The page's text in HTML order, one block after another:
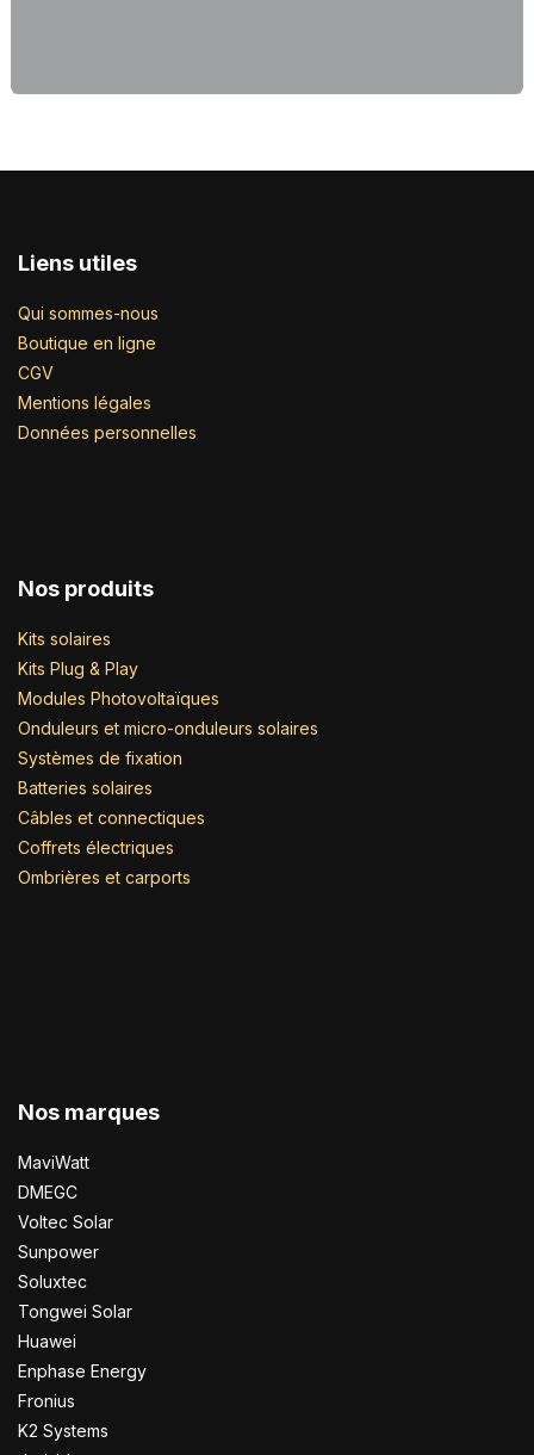
Liens utiles
Qui sommes-nous
Boutique en ligne
CGV
Mentions légales
Données personnelles
Nos produits
Kits solaires
Kits Plug & Play
Modules Photovoltaïques
Onduleurs et micro-onduleurs solaires
Systèmes de fixation
Batteries solaires
Câbles et connectiques
Coffrets électriques
Ombrières et carports
Nos marques
MaviWatt
DMEGC
Voltec Solar
Sunpower
Soluxtec
Tongwei Solar
Huawei
Enphase Energy
Fronius
K2 Systems